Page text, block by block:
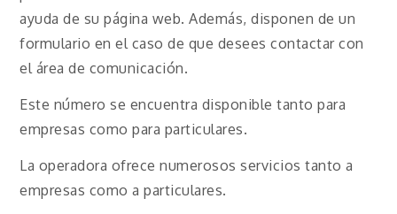
ayuda de su página web. Además, disponen de un
formulario en el caso de que desees contactar con
el área de comunicación.
Este número se encuentra disponible tanto para
empresas como para particulares.
La operadora ofrece numerosos servicios tanto a
empresas como a particulares.